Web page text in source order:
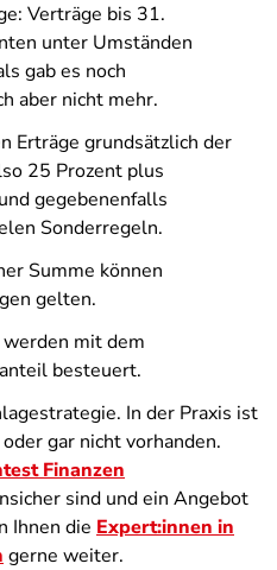
Verträge bis 31.
unter Umständen
gab es noch
aber nicht mehr.
Erträge grundsätzlich der
25 Prozent plus
gegebenenfalls
Sonderregeln.
Summe können
gelten.
mit dem
besteuert.
In der Praxis ist
gar nicht vorhanden.
Finanzen
sind und ein Angebot
Ihnen die Expert:innen in
gerne weiter.